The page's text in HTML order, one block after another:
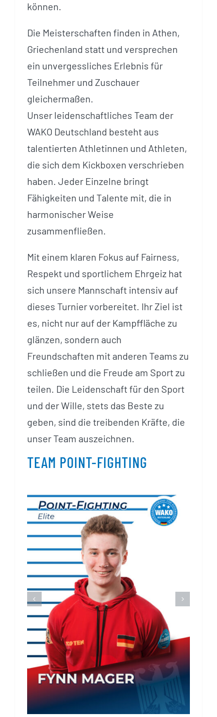
können.
Die Meisterschaften finden in Athen,
Griechenland statt und versprechen
ein unvergessliches Erlebnis für
Teilnehmer und Zuschauer
gleichermaßen.
Unser leidenschaftliches Team der
WAKO Deutschland besteht aus
talentierten Athletinnen und Athleten,
die sich dem Kickboxen verschrieben
haben. Jeder Einzelne bringt
Fähigkeiten und Talente mit, die in
harmonischer Weise
zusammenfließen.
Mit einem klaren Fokus auf Fairness,
Respekt und sportlichem Ehrgeiz hat
sich unsere Mannschaft intensiv auf
dieses Turnier vorbereitet. Ihr Ziel ist
es, nicht nur auf der Kampffläche zu
glänzen, sondern auch
Freundschaften mit anderen Teams zu
schließen und die Freude am Sport zu
teilen. Die Leidenschaft für den Sport
und der Wille, stets das Beste zu
geben, sind die treibenden Kräfte, die
unser Team auszeichnen.
TEAM POINT-FIGHTING